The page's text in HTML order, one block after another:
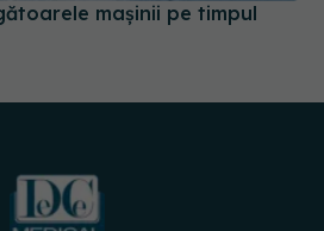
mașinii pe timpul